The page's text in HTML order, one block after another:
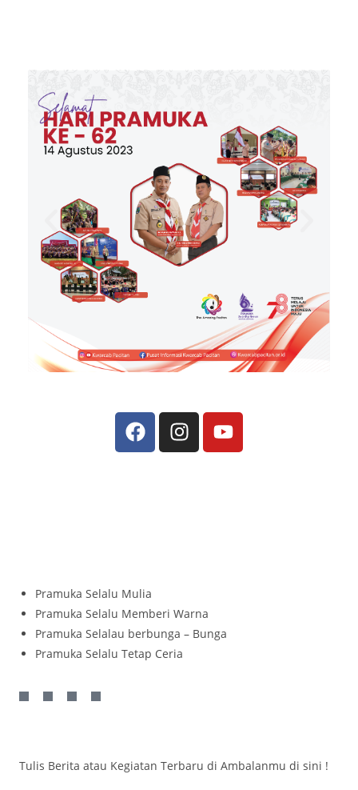
Pramuka Selalu Mulia
Pramuka Selalu Memberi Warna
Pramuka Selalau berbunga – Bunga
Pramuka Selalu Tetap Ceria
Tulis Berita atau Kegiatan Terbaru di Ambalanmu di sini !